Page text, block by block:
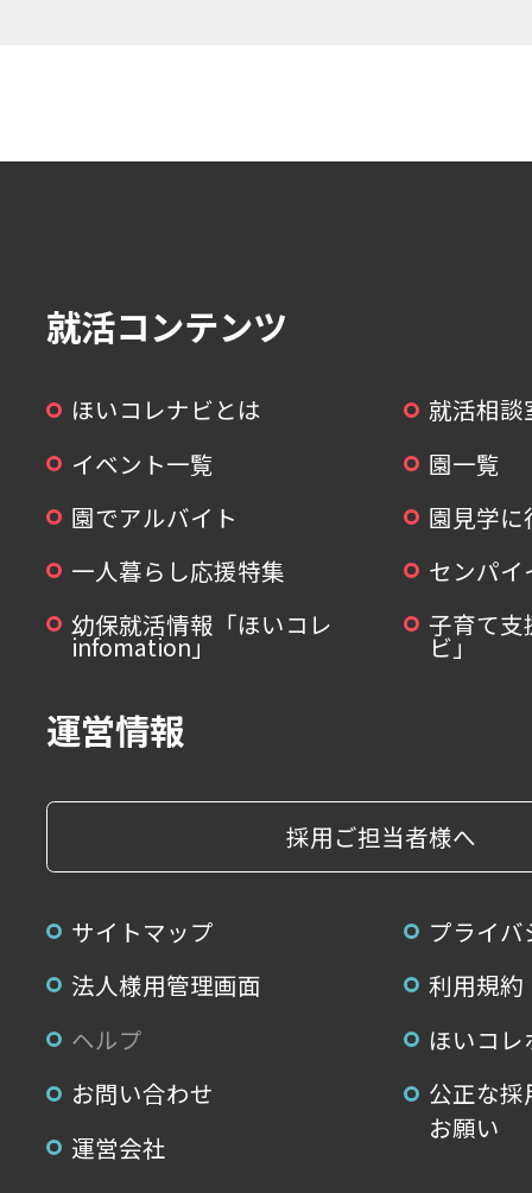
就活コンテンツ
ほいコレナビとは
就活相談
イベント一覧
園一覧
園でアルバイト
園見学
一人暮らし応援特集
センパ
幼保就活情報「ほいコレ
infomation」
子育て支
ビ」
運営情報
採用ご担当者様へ
サイトマップ
プライ
法人様用管理画面
利用規約
ヘルプ
ほいコ
お問い合わせ
公正な
お願い
運営会社